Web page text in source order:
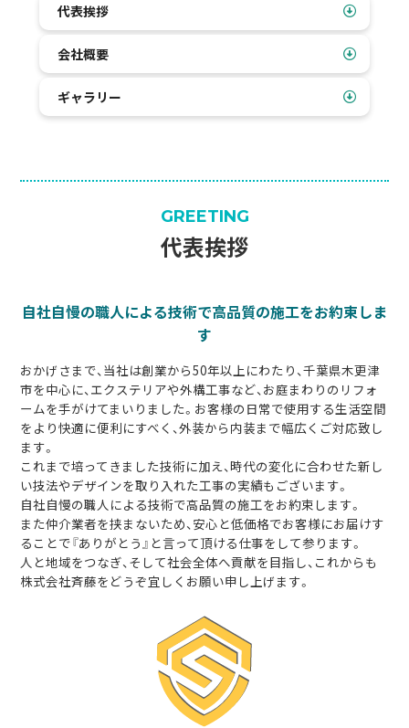
代表挨拶
会社概要
ギャラリー
GREETING
代表挨拶
自社自慢の職人による技術で高品質の施工をお約束しま
す
おかげさまで、当社は創業から50年以上にわたり、千葉県木更津
市を中心に、エクステリアや外構工事など、お庭まわりのリフォ
ームを手がけてまいりました。お客様の日常で使用する生活空間
をより快適に便利にすべく、外装から内装まで幅広くご対応致し
ます。
これまで培ってきました技術に加え、時代の変化に合わせた新し
い技法やデザインを取り入れた工事の実績もございます。
自社自慢の職人による技術で高品質の施工をお約束します。
また仲介業者を挟まないため、安心と低価格でお客様にお届けす
ることで『ありがとう』と言って頂ける仕事をして参ります。
人と地域をつなぎ、そして社会全体へ貢献を目指し、これからも
株式会社斉藤をどうぞ宜しくお願い申し上げます。